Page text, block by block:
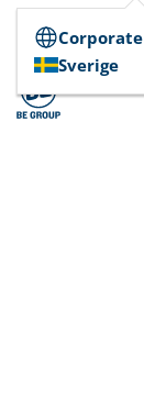
Corporate
Sverige